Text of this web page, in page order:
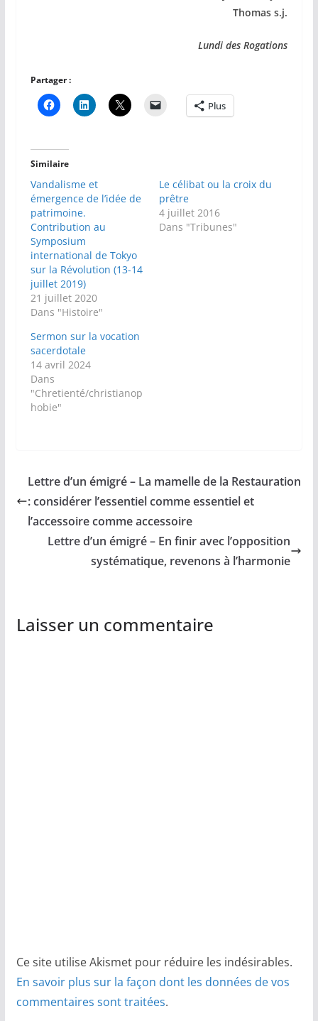
Thomas s.j.
Lundi des Rogations
Partager :
Plus
Similaire
Vandalisme et
émergence de l’idée de
patrimoine.
Contribution au
Symposium
international de Tokyo
sur la Révolution (13-14
juillet 2019)
21 juillet 2020
Dans "Histoire"
Le célibat ou la croix du
prêtre
4 juillet 2016
Dans "Tribunes"
Sermon sur la vocation
sacerdotale
14 avril 2024
Dans
"Chretienté/christianop
hobie"
Lettre d’un émigré – La mamelle de la Restauration
: considérer l’essentiel comme essentiel et
l’accessoire comme accessoire
Lettre d’un émigré – En finir avec l’opposition
systématique, revenons à l’harmonie
Laisser un commentaire
Ce site utilise Akismet pour réduire les indésirables.
En savoir plus sur la façon dont les données de vos
commentaires sont traitées.